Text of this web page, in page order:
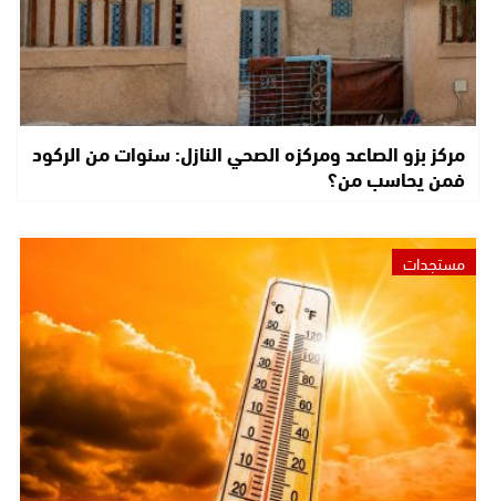
مركز بزو الصاعد ومركزه الصحي النازل: سنوات من الركود
فمن يحاسب من؟
مستجدات